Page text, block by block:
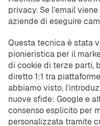
privacy. Se l’email
aziende di eseguire
Questa tecnica è stata
pionieristica per il
di cookie di terze parti,
diretto 1:1 tra
abbiamo visto,
nuove sfide: Google e
consenso esplicito per
personalizzata tramite